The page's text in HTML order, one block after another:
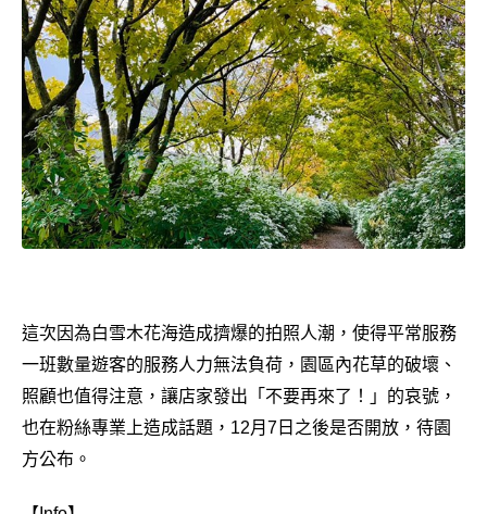
這次因為白雪木花海造成擠爆的拍照人潮，使得平常服務
一班數量遊客的服務人力無法負荷，園區內花草的破壞、
照顧也值得注意，讓店家發出「不要再來了！」的哀號，
也在粉絲專業上造成話題，12月7日之後是否開放，待園
方公布。